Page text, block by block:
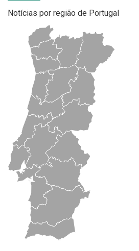
Notícias por região de Portugal